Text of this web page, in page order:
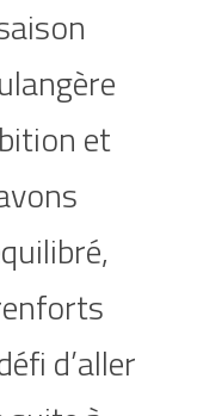
et
d’aller